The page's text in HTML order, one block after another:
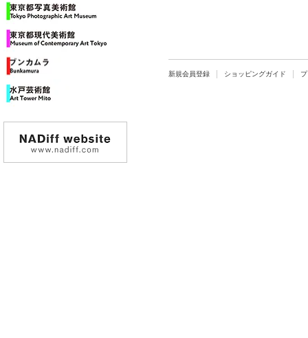
新規会員登録 ショッピングガイド